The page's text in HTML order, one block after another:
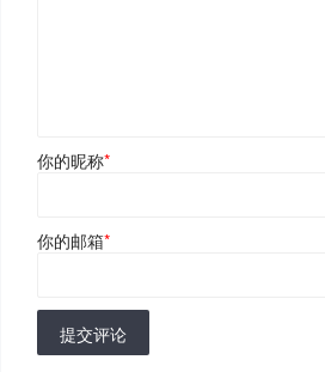
你的昵称*
你的邮箱*
提交评论